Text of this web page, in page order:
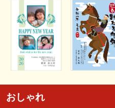
おしゃれ